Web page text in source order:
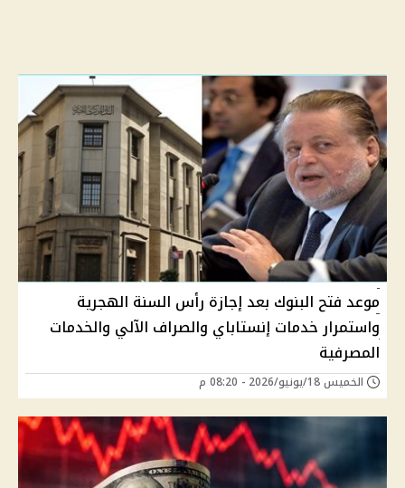
موعد فتح البنوك بعد إجازة رأس السنة الهجرية
واستمرار خدمات إنستاباي والصراف الآلي والخدمات
المصرفية
الخميس 18/يونيو/2026 - 08:20 م